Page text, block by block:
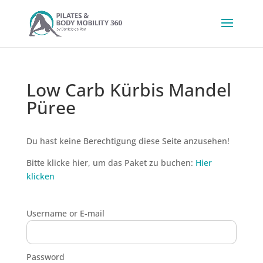
Low Carb Kürbis Mandel
Püree
Du hast keine Berechtigung diese Seite anzusehen!
Bitte klicke hier, um das Paket zu buchen: Hier
klicken
Username or E-mail
Password